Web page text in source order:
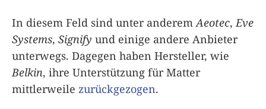
In diesem Feld sind unter anderem Aeotec, Eve
Systems, Signify und einige andere Anbieter
unterwegs. Dagegen haben Hersteller, wie
Belkin, ihre Unterstützung für Matter
mittlerweile zurückgezogen.